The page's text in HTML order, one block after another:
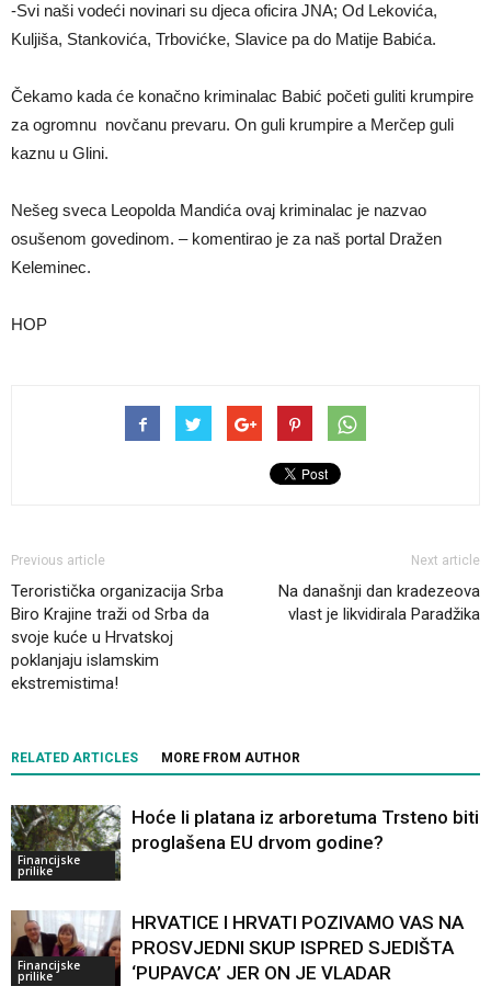
-Svi naši vodeći novinari su djeca oficira JNA; Od Lekovića,
Kuljiša, Stankovića, Trbovićke, Slavice pa do Matije Babića.
Čekamo kada će konačno kriminalac Babić početi guliti krumpire
za ogromnu novčanu prevaru. On guli krumpire a Merčep guli
kaznu u Glini.
Nešeg sveca Leopolda Mandića ovaj kriminalac je nazvao
osušenom govedinom. – komentirao je za naš portal Dražen
Keleminec.
HOP
Previous article
Teroristička organizacija Srba
Biro Krajine traži od Srba da
svoje kuće u Hrvatskoj
poklanjaju islamskim
ekstremistima!
Next article
Na današnji dan kradezeova
vlast je likvidirala Paradžika
RELATED ARTICLES MORE FROM AUTHOR
Financijske
prilike
Hoće li platana iz arboretuma Trsteno biti
proglašena EU drvom godine?
Financijske
prilike
HRVATICE I HRVATI POZIVAMO VAS NA
PROSVJEDNI SKUP ISPRED SJEDIŠTA
‘PUPAVCA’ JER ON JE VLADAR